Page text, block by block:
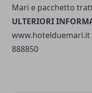
Mari e pacchetto
ULTERIORI
www.hotelduemari.it
888850